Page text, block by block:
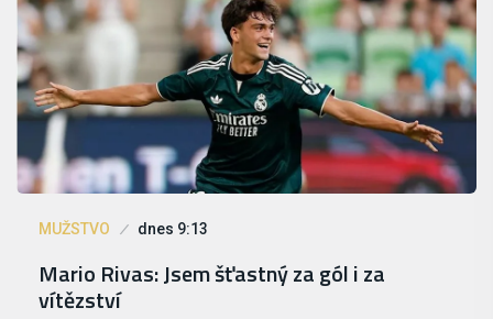
MUŽSTVO dnes 9:13
Mario Rivas: Jsem šťastný za gól i za
vítězství